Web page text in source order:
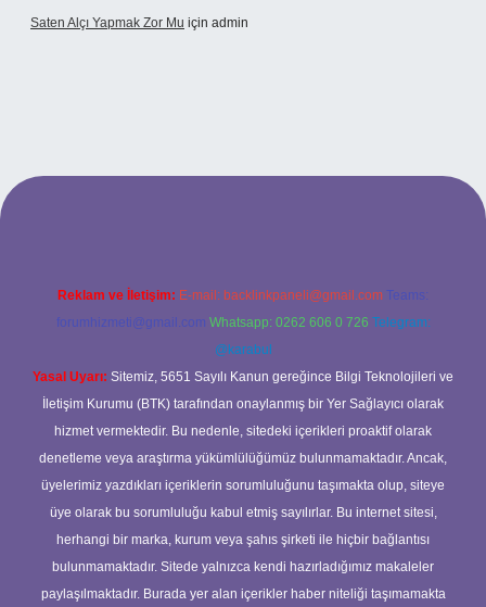
Saten Alçı Yapmak Zor Mu için admin
www.hiltonbetx.org/
Reklam ve İletişim: E-mail: backlinkpaneli@gmail.com Teams:
forumhizmeti@gmail.com Whatsapp: 0262 606 0 726 Telegram:
@karabul
Yasal Uyarı: Sitemiz, 5651 Sayılı Kanun gereğince Bilgi Teknolojileri ve
İletişim Kurumu (BTK) tarafından onaylanmış bir Yer Sağlayıcı olarak
hizmet vermektedir. Bu nedenle, sitedeki içerikleri proaktif olarak
denetleme veya araştırma yükümlülüğümüz bulunmamaktadır. Ancak,
üyelerimiz yazdıkları içeriklerin sorumluluğunu taşımakta olup, siteye
üye olarak bu sorumluluğu kabul etmiş sayılırlar. Bu internet sitesi,
herhangi bir marka, kurum veya şahıs şirketi ile hiçbir bağlantısı
bulunmamaktadır. Sitede yalnızca kendi hazırladığımız makaleler
paylaşılmaktadır. Burada yer alan içerikler haber niteliği taşımamakta